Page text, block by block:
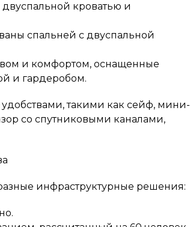
кроватью и
спальней с двуспальной
и комфортом, оснащенные
и гардеробом.
такими как сейф, мини-
со спутниковыми каналами,
инфраструктурные решения: